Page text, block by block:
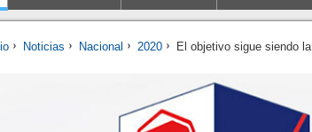
Noticias Nacional 2020 El objetivo sigue siendo